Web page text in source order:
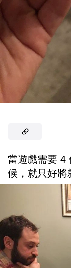
當遊戲需要 4
候，就只好將